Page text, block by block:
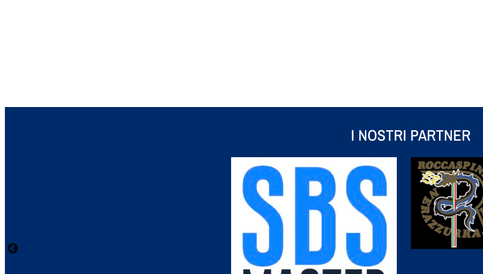
I NOSTRI PARTNER